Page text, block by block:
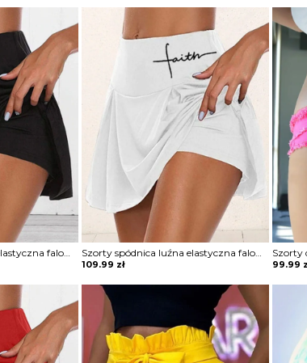
Szorty spódnica luźna elastyczna falowana obcisła w talii krótkie obcisłe Louiza Szorty spódnica luźna elastyczna falowana obcisła w talii krótkie obcisłe Azaleea
109.99 zł 99.99